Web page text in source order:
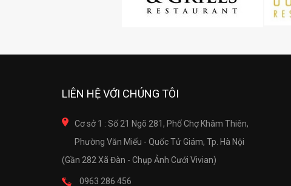
LIÊN HỆ VỚI CHÚNG TÔI
Cơ sở 1 : Số 21 Ngõ 281, Phố Chợ Khâm Thiên,
Phường Văn Miếu - Quốc Tử Giám, Tp. Hà Nội
(Gần 282 Xã Đàn - Chụp Ảnh Cưới Vivian)
0963 286 456